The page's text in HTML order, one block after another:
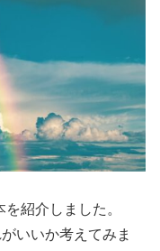
紹介しました。
いいか考えてみま